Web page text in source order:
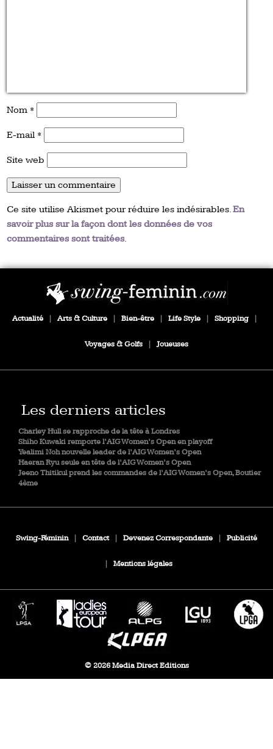
Nom *
E-mail *
Site web
Ce site utilise Akismet pour réduire les indésirables.En
savoir plus sur la façon dont les données de vos
commentaires sont traitées.
Actualité | Arts & Culture | Bien-être | Life Style | Shopping |
Voyages & Golfs | Joueuses
Les derniers articles
Charley Hull se rapproche de la tête à Londres
Shiho Kuwaki remporte l’AIG Women’s Open en playoff
Yealimi Noh nouvelle leader de l’AIG Women’s Open
Haeran Ryu seule en tête de l’AIG Women’s Open
Jeeno Thitikul prend les commandes de l’AIG Women’s Open, Boutier
4ème
Swing-Féminin | Contact | Devenez Correspondante | Publicité
| Mentions légales
© 2026 Media Direct Editions